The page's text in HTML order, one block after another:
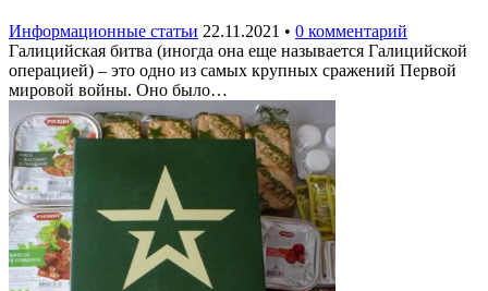
Информационные статьи 22.11.2021 • 0 комментарий
Галицийская битва (иногда она еще называется Галицийской
операцией) – это одно из самых крупных сражений Первой
мировой войны. Оно было…